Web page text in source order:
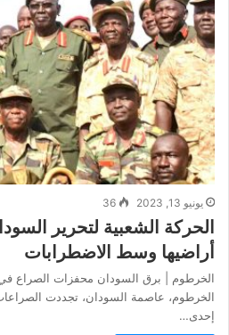
يونيو 13, 2023 36
الحركة الشعبية لتحرير
أراضيها وسط الاضطرابات
الخرطوم | برق السودان محفزات الصراع
الخرطوم، عاصمة السودان، تجددت
إحدى…